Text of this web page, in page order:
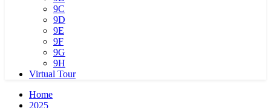
9C
9D
9E
9F
9G
9H
Virtual Tour
Home
2025